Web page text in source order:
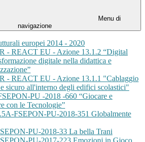
Menu di
navigazione
europei 2014 - 2020
- REACT EU - Azione 13.1.2 “Digital
digitale nella didattica e
- REACT EU - Azione 13.1.1 "Cablaggio
sicuro all'interno degli edifici scolastici"
PU -2018 -660 “Giocare e
con le Tecnologie”
FSEPON-PU-2018-351 Globalmente
PU-2018-33 La bella Trani